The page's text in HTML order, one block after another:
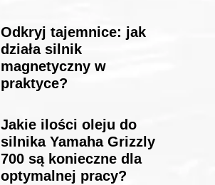
Odkryj tajemnice: jak
działa silnik
magnetyczny w
praktyce?
Jakie ilości oleju do
silnika Yamaha Grizzly
700 są konieczne dla
optymalnej pracy?